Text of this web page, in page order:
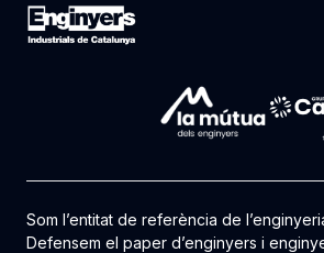
Som l’entitat de referència de
Defensem el paper d’enginyers i